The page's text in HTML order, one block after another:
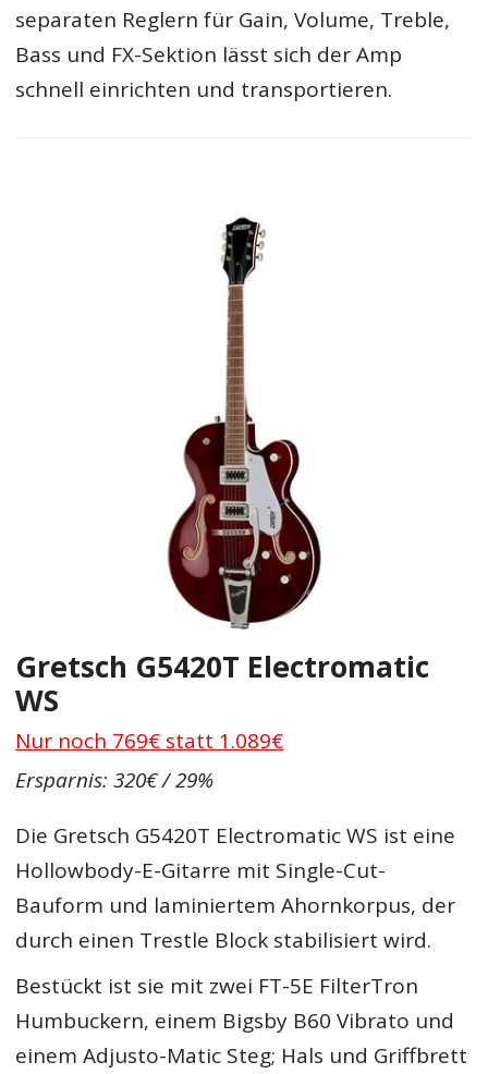
separaten Reglern für Gain, Volume, Treble,
Bass und FX-Sektion lässt sich der Amp
schnell einrichten und transportieren.
Gretsch G5420T Electromatic
WS
Nur noch 769€ statt 1.089€
Ersparnis: 320€ / 29%
Die Gretsch G5420T Electromatic WS ist eine
Hollowbody-E-Gitarre mit Single-Cut-
Bauform und laminiertem Ahornkorpus, der
durch einen Trestle Block stabilisiert wird.
Bestückt ist sie mit zwei FT-5E FilterTron
Humbuckern, einem Bigsby B60 Vibrato und
einem Adjusto-Matic Steg; Hals und Griffbrett